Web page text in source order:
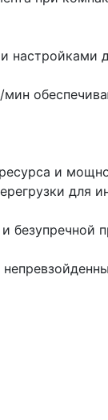
настройками
и
для
безупречной